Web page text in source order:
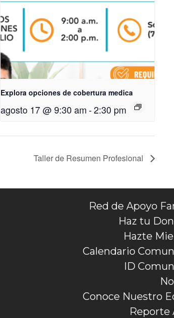
Explora opciones de cobertura medica
agosto 17 @ 9:30 am-2:30 pm
Taller de Resumen Profesional
Red de Apoyo
Haz tu
Hazte
Calendario
ID
Conoce Nuestro
Reporte